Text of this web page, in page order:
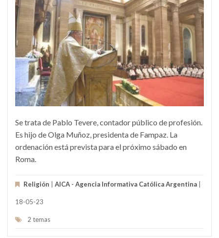
Se trata de Pablo Tevere, contador público de profesión.
Es hijo de Olga Muñoz, presidenta de Fampaz. La
ordenación está prevista para el próximo sábado en
Roma.
Religión AICA - Agencia Informativa Católica Argentina
18-05-23
2 temas